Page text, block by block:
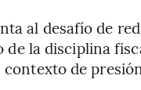
al desafío de
la disciplina
de